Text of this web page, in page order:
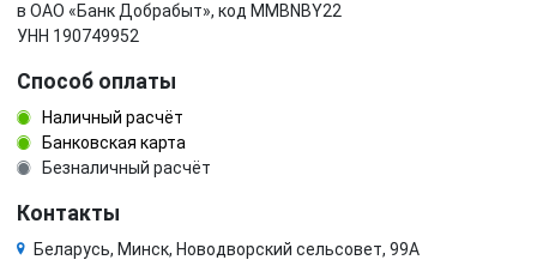
в ОАО «Банк Добрабыт», код MMBNBY22
УНН 190749952
Способ оплаты
Наличный расчёт
Банковская карта
Безналичный расчёт
Контакты
Беларусь, Минск, Новодворский сельсовет, 99А